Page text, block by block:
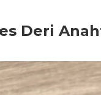
Deri